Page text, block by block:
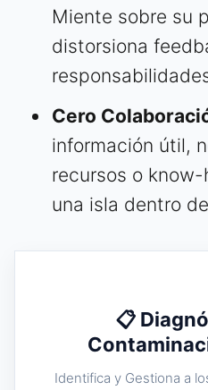
Miente sobre su
distorsiona
Cero
información útil,
recursos o
una isla dentro
📋
Identifica y Gestiona a